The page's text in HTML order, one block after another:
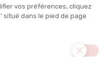
sull'erba.
necessarie precauzioni,
in gravidanza. Spruzzi sulla
po' l'equivalente outdoor